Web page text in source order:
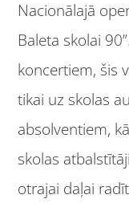
Nacionālajā
Baleta skolai
koncertiem, šis
tikai uz skolas
absolventiem,
skolas
otrajai daļai